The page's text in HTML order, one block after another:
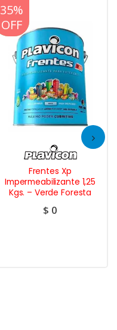
20%
OFF
35%
OFF
Frentes Xp
Impermeabilizante 1,25
Kgs. – Verde Foresta
$ 0